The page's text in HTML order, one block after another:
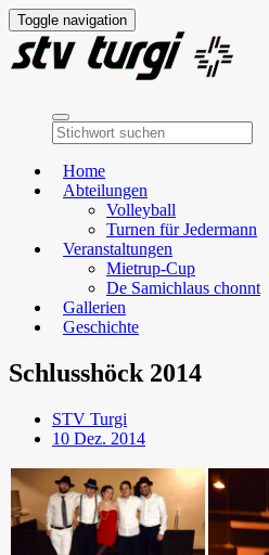
Toggle navigation
Home
Abteilungen
Volleyball
Turnen für Jedermann
Veranstaltungen
Mietrup-Cup
De Samichlaus chonnt
Gallerien
Geschichte
Schlusshöck 2014
STV Turgi
10 Dez. 2014